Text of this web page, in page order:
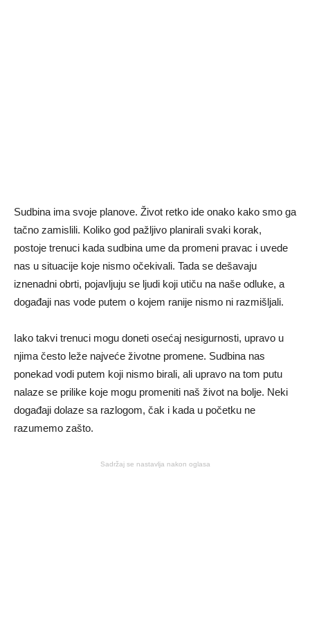
Sudbina ima svoje planove. Život retko ide onako kako smo ga
tačno zamislili. Koliko god pažljivo planirali svaki korak,
postoje trenuci kada sudbina ume da promeni pravac i uvede
nas u situacije koje nismo očekivali. Tada se dešavaju
iznenadni obrti, pojavljuju se ljudi koji utiču na naše odluke, a
događaji nas vode putem o kojem ranije nismo ni razmišljali.
Iako takvi trenuci mogu doneti osećaj nesigurnosti, upravo u
njima često leže najveće životne promene. Sudbina nas
ponekad vodi putem koji nismo birali, ali upravo na tom putu
nalaze se prilike koje mogu promeniti naš život na bolje. Neki
događaji dolaze sa razlogom, čak i kada u početku ne
razumemo zašto.
Sadržaj se nastavlja nakon oglasa